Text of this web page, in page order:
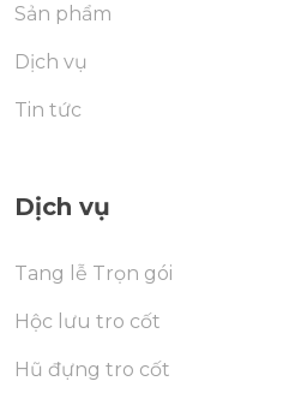
Sản phẩm
Dịch vụ
Tin tức
Dịch vụ
Tang lễ Trọn gói
Hộc lưu tro cốt
Hũ đựng tro cốt